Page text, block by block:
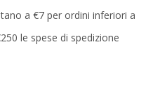
a €7 per ordini inferiori a
le spese di spedizione